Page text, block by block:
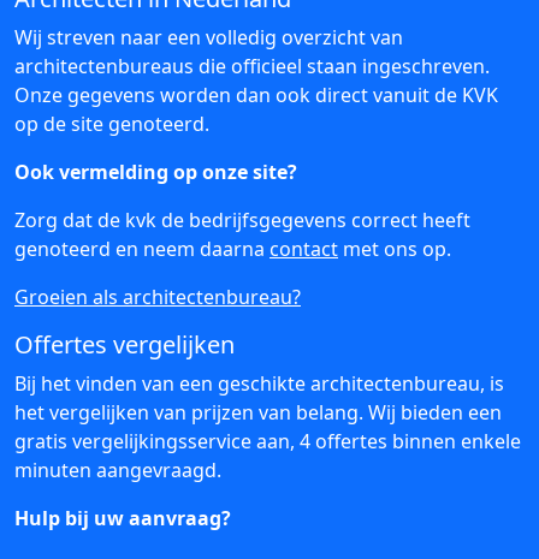
Wij streven naar een volledig overzicht van
architectenbureaus die officieel staan ingeschreven.
Onze gegevens worden dan ook direct vanuit de KVK
op de site genoteerd.
Ook vermelding op onze site?
Zorg dat de kvk de bedrijfsgegevens correct heeft
genoteerd en neem daarna contact met ons op.
Groeien als architectenbureau?
Offertes vergelijken
Bij het vinden van een geschikte architectenbureau, is
het vergelijken van prijzen van belang. Wij bieden een
gratis vergelijkingsservice aan, 4 offertes binnen enkele
minuten aangevraagd.
Hulp bij uw aanvraag?